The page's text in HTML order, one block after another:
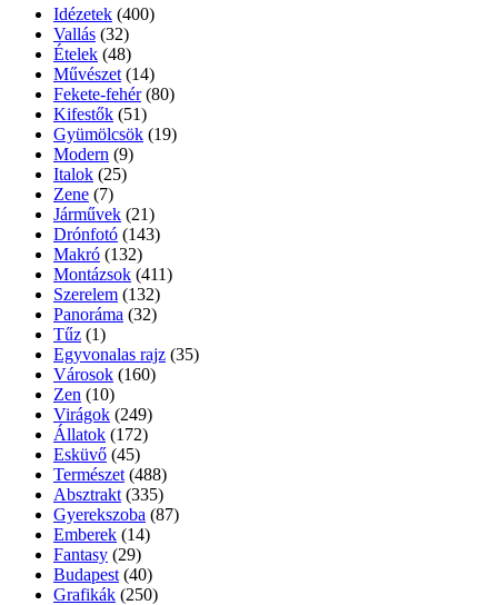
Idézetek (400)
Vallás (32)
Ételek (48)
Művészet (14)
Fekete-fehér (80)
Kifestők (51)
Gyümölcsök (19)
Modern (9)
Italok (25)
Zene (7)
Járművek (21)
Drónfotó (143)
Makró (132)
Montázsok (411)
Szerelem (132)
Panoráma (32)
Tűz (1)
Egyvonalas rajz (35)
Városok (160)
Zen (10)
Virágok (249)
Állatok (172)
Esküvő (45)
Természet (488)
Absztrakt (335)
Gyerekszoba (87)
Emberek (14)
Fantasy (29)
Budapest (40)
Grafikák (250)